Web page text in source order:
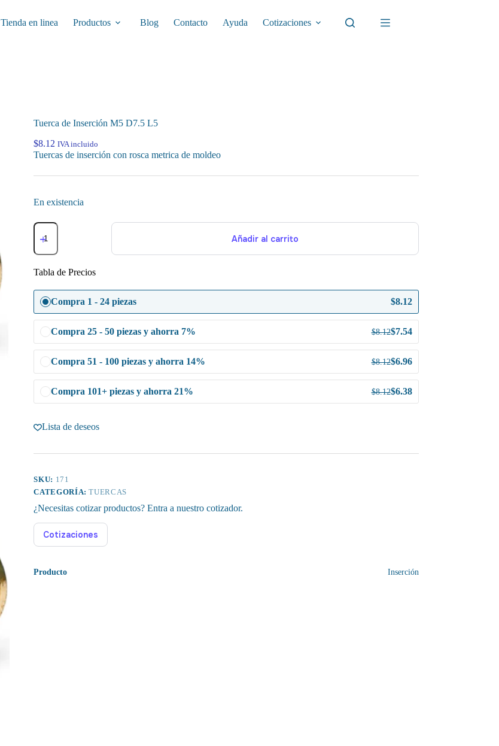
Tienda en linea Productos Blog Contacto Ayuda Cotizaciones
Tuerca de Inserción M5 D7.5 L5
$8.12IVA incluido
Tuercas de inserción con rosca metrica de moldeo
En existencia
Tuerca
de
M5
D7.5
L5
cantidad
Añadir al carrito
Tabla de Precios
Compra 1 - 24 piezas $8.12
Compra 25 - 50 piezas y ahorra 7% $8.12$7.54
Compra 51 - 100 piezas y ahorra 14% $8.12$6.96
Compra 101+ piezas y ahorra 21% $8.12$6.38
Lista de deseos
SKU: 171
CATEGORÍA:TUERCAS
¿Necesitas cotizar productos? Entra a nuestro cotizador.
Cotizaciones
Producto Inserción